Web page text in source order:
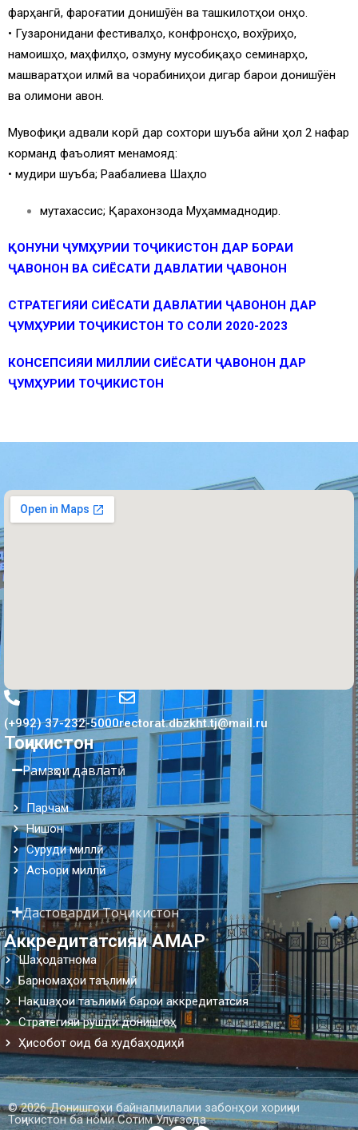
фарҳангӣ, фароғатии донишҷӯён ва ташкилотҳои онҳо.
• Гузаронидани фестивалҳо, конфронсҳо, вохӯриҳо,
намоишҳо, маҳфилҳо, озмуну мусобиқаҳо семинарҳо,
машваратҳои илмӣ ва чорабиниҳои дигар барои донишҷӯён
ва олимони ҷавон.
Мувофиқи ҷадвали корӣ дар сохтори шуъба айни ҳол 2 нафар
корманд фаъолият менамояд:
• мудири шуъба; Раҷабалиева Шаҳло
мутахассис; Қарахонзода Муҳаммаднодир.
ҚОНУНИ ҶУМҲУРИИ ТОҶИКИСТОН ДАР БОРАИ
ҶАВОНОН ВА СИЁСАТИ ДАВЛАТИИ ҶАВОНОН
СТРАТЕГИЯИ СИЁСАТИ ДАВЛАТИИ ҶАВОНОН ДАР
ҶУМҲУРИИ ТОҶИКИСТОН ТО СОЛИ 2020-2023
КОНСЕПСИЯИ МИЛЛИИ СИЁСАТИ ҶАВОНОН ДАР
ҶУМҲУРИИ ТОҶИКИСТОН
(+992) 37-232-5000rectorat.dbzkht.tj@mail.ru
Тоҷикистон
Рамзҳои давлатӣ
Парчам
Нишон
Суруди миллӣ
Асъори миллӣ
Дастоварди Тоҷикистон
Аккредитатсияи АМАР
Шаҳодатнома
Барномаҳои таълимӣ
Нақшаҳои таълимӣ барои аккредитатсия
Стратегияи рушди донишгоҳ
Ҳисобот оид ба худбаҳодиҳӣ
© 2026 Донишгоҳи байналмилалии забонҳои хориҷии
Тоҷикистон ба номи Сотим Улуғзода